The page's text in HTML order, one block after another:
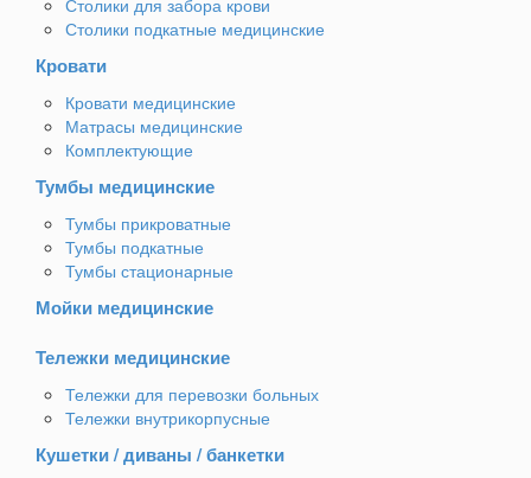
Столики для забора крови
Столики подкатные медицинские
Кровати
Кровати медицинские
Матрасы медицинские
Комплектующие
Тумбы медицинские
Тумбы прикроватные
Тумбы подкатные
Тумбы стационарные
Мойки медицинские
Тележки медицинские
Тележки для перевозки больных
Тележки внутрикорпусные
Кушетки / диваны / банкетки